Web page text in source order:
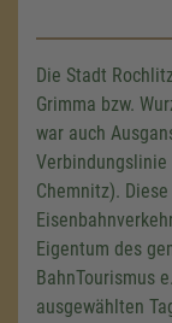
Die Stadt
Grimma bzw.
war auch
Chemnitz). Diese
Eigentum des
BahnTourismus
ausgewählten